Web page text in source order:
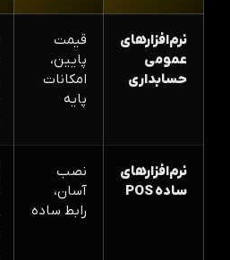
نرم‌افزارهای
عمومی
حسابداری
قیمت
پایین،
امکانات
پایه
نرم‌افزارهای
ساده POS
نصب
آسان،
رابط ساده